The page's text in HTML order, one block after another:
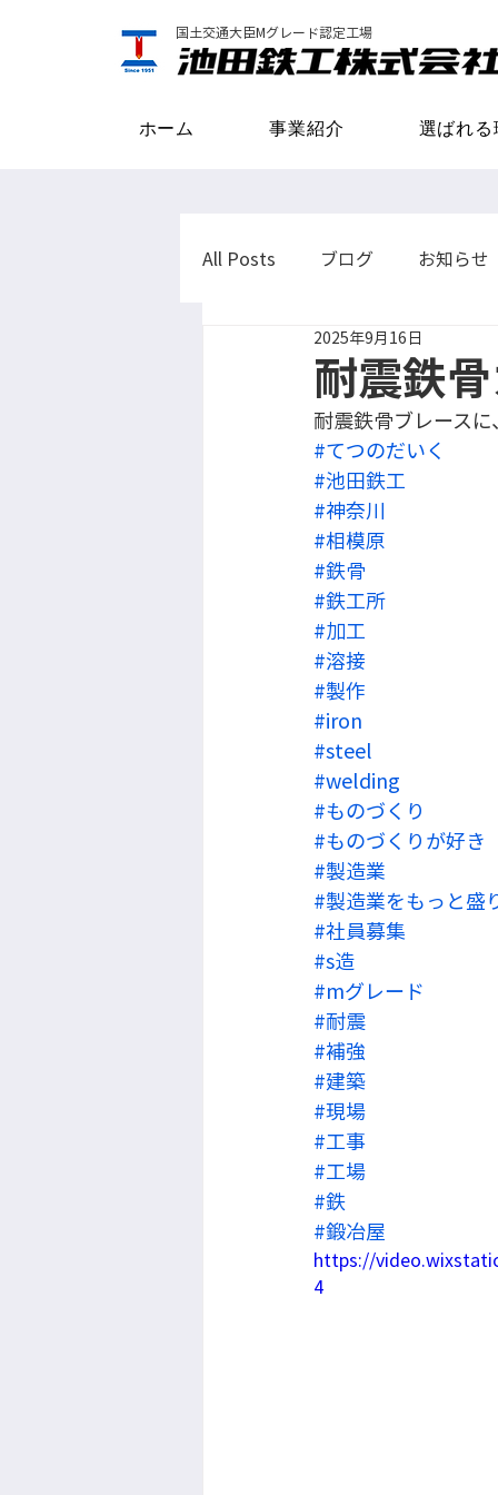
国土交通大臣Mグレード認定工場
ホーム 事業紹介 選ばれる
All Posts ブログ お知らせ
耐震鉄
2025年9月16日
耐震鉄骨ブレース
#てつのだいく
#池田鉄工
#神奈川
#相模原
#鉄骨
#鉄工所
#加工
#溶接
#製作
#iron
#steel
#welding
#ものづくり
#ものづくりが好き
#製造業
#製造業をもっと盛
#社員募集
#s造
#mグレード
#耐震
#補強
#建築
#現場
#工事
#工場
#鉄
#鍛冶屋
https://
4